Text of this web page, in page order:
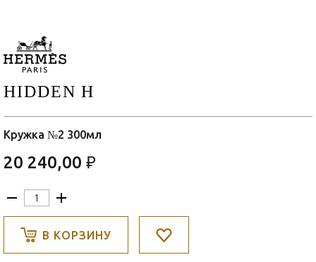
HIDDEN H
Кружка №2 300мл
20 240,00 ₽
В КОРЗИНУ